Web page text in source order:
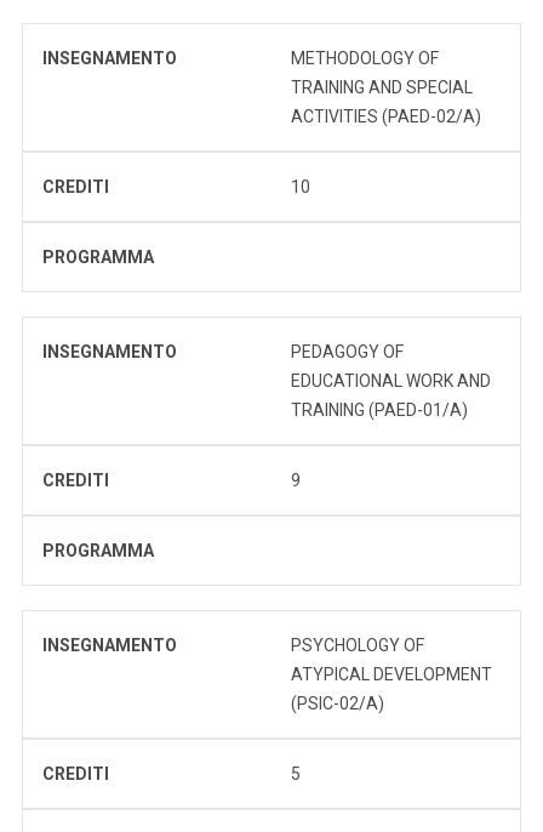
INSEGNAMENTO
METHODOLOGY OF
TRAINING AND SPECIAL
ACTIVITIES (PAED-02/A)
CREDITI 10
PROGRAMMA
INSEGNAMENTO
PEDAGOGY OF
EDUCATIONAL WORK AND
TRAINING (PAED-01/A)
CREDITI 9
PROGRAMMA
INSEGNAMENTO
PSYCHOLOGY OF
ATYPICAL DEVELOPMENT
(PSIC-02/A)
CREDITI 5